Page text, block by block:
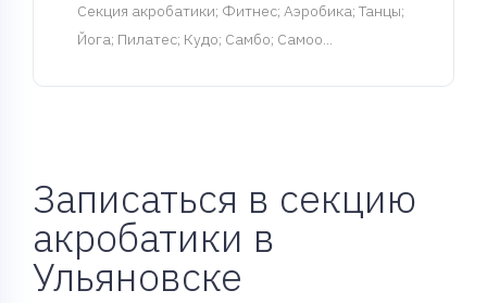
Cекция акробатики; Фитнес; Аэробика; Танцы;
Йога; Пилатес; Кудо; Самбо; Самоо...
Записаться в секцию
акробатики в
Ульяновске